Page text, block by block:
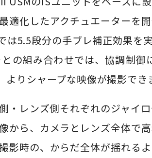
適化したアクチュエーターを
は5.5段分の手ブレ補正効果を
の組み合わせでは、協調制御
りシャープな映像が撮影でき
・レンズ側それぞれのジャイ
から、カメラとレンズ全体で
影時の、からだ全体が揺れる